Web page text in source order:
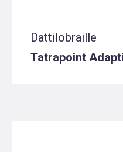
Dattilobraille
Tatrapoint